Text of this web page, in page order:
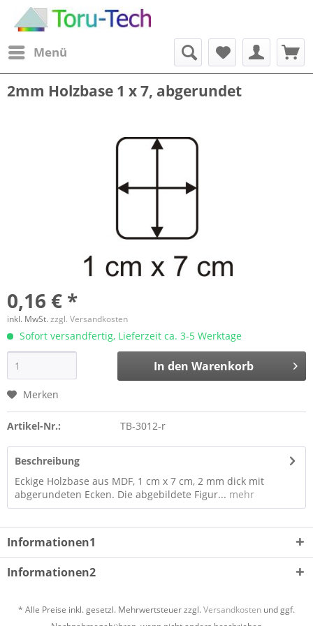
Menü
2mm Holzbase 1 x 7, abgerundet
0,16 € *
inkl. MwSt.zzgl. Versandkosten
Sofort versandfertig, Lieferzeit ca. 3-5 Werktage
In den Warenkorb
Merken
Artikel-Nr.: TB-3012-r
Beschreibung
Eckige Holzbase aus MDF, 1 cm x 7 cm, 2 mm dick mit
abgerundeten Ecken. Die abgebildete Figur... mehr
Informationen1
Informationen2
* Alle Preise inkl. gesetzl. Mehrwertsteuer zzgl.Versandkosten und ggf.